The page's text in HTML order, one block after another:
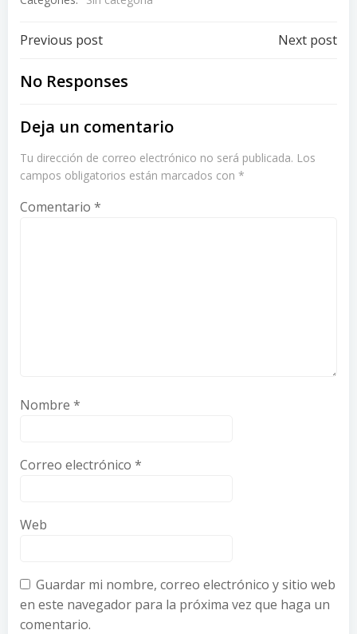
Post
navigation
Previous post Next post
No Responses
Deja un comentario
Tu dirección de correo electrónico no será publicada. Los
campos obligatorios están marcados con *
Comentario *
Nombre *
Correo electrónico *
Web
Guardar mi nombre, correo electrónico y sitio web
en este navegador para la próxima vez que haga un
comentario.